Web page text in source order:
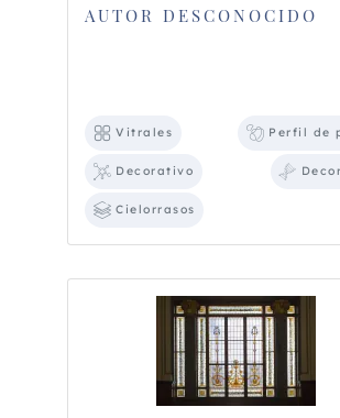
AUTOR DESCONOCIDO
Vitrales Perfil de
Decorativo
Cielorrasos